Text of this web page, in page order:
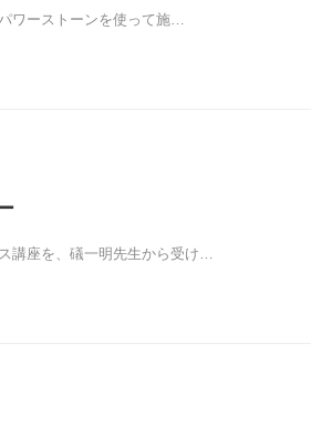
ワーストーンを使って施…
講座を、礒一明先生から受け…